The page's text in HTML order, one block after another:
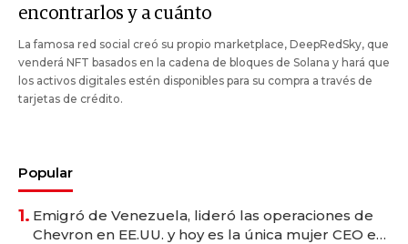
encontrarlos y a cuánto
La famosa red social creó su propio marketplace, DeepRedSky, que
venderá NFT basados en la cadena de bloques de Solana y hará que
los activos digitales estén disponibles para su compra a través de
tarjetas de crédito.
Popular
1. Emigró de Venezuela, lideró las operaciones de
Chevron en EE.UU. y hoy es la única mujer CEO en